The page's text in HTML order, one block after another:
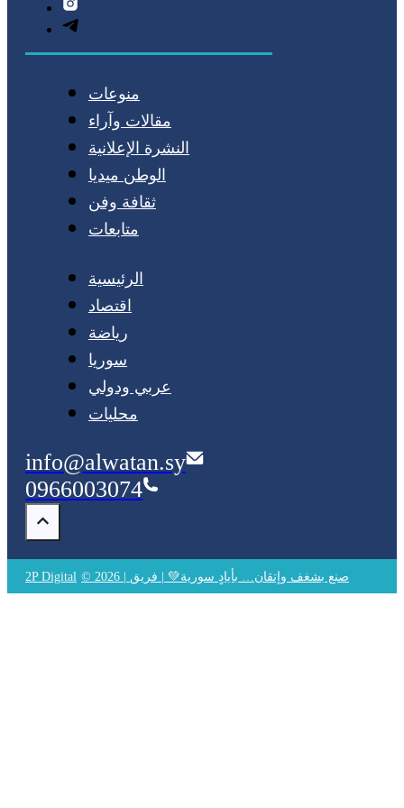
منوعات
مقالات وآراء
النشرة الإعلانية
الوطن ميديا
ثقافة وفن
متابعات
الرئيسية
اقتصاد
رياضة
سوريا
عربي ودولي
محليات
info@alwatan.sy
0966003074
2P Digital © 2026 | صنع بشغف وإتقان… بأيادٍ سورية💚 | فريق